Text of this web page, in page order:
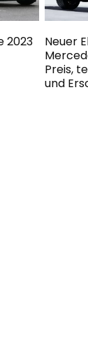
2023
Neuer
Preis,
und